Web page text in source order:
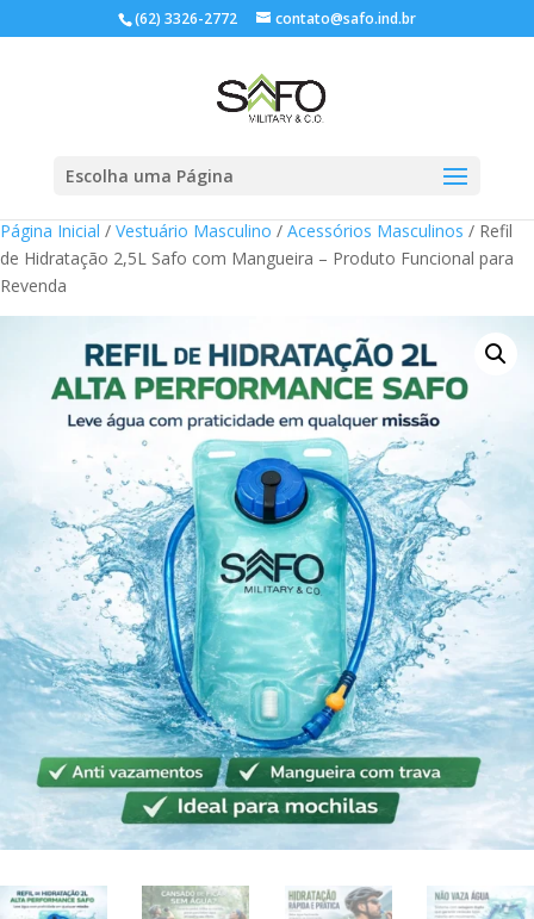
(62) 3326-2772 contato@safo.ind.br
Escolha uma Página
Página Inicial / Vestuário Masculino / Acessórios Masculinos / Refil
de Hidratação 2,5L Safo com Mangueira – Produto Funcional para
Revenda